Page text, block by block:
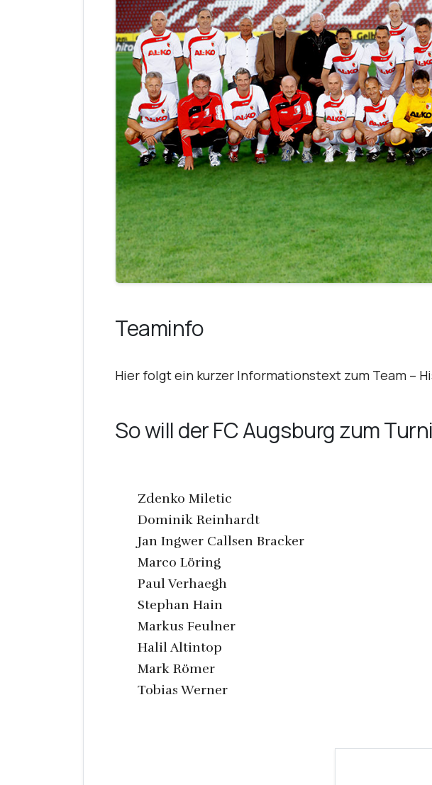
Teaminfo
Hier folgt ein kurzer Informationstext zum Team –
So will der FC Augsburg zum
Zdenko Miletic
Dominik Reinhardt
Jan Ingwer Callsen Bracker
Marco Löring
Paul Verhaegh
Stephan Hain
Markus Feulner
Halil Altintop
Mark Römer
Tobias Werner